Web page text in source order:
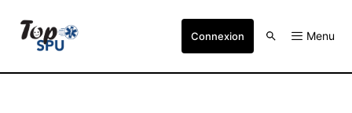
Connexion Menu